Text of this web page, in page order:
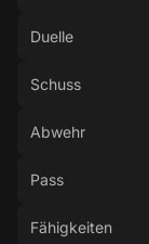
Duelle
Schuss
Abwehr
Pass
Fähigkeiten